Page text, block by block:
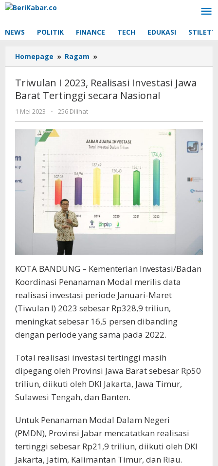
Lewati
NEWS POLITIK FINANCE TECH EDUKASI
Homepage » Ragam »
I
Realisasi
Investasi
secara
Nasional
Triwulan I 2023, Realisasi Investasi Jawa
Barat Tertinggi secara Nasional
1 Mei 2023 oleh
- 256 Dilihat
KOTA BANDUNG – Kementerian Investasi/Badan
Koordinasi Penanaman Modal merilis data
realisasi investasi periode Januari-Maret
(Tiwulan I) 2023 sebesar Rp328,9 triliun,
meningkat sebesar 16,5 persen dibanding
dengan periode yang sama pada 2022.
Total realisasi investasi tertinggi masih
dipegang oleh Provinsi Jawa Barat sebesar Rp50
triliun, diikuti oleh DKI Jakarta, Jawa Timur,
Sulawesi Tengah, dan Banten.
Untuk Penanaman Modal Dalam Negeri
(PMDN), Provinsi Jabar mencatatkan realisasi
tertinggi sebesar Rp21,9 triliun, diikuti oleh DKI
Jakarta, Jatim, Kalimantan Timur, dan Riau.